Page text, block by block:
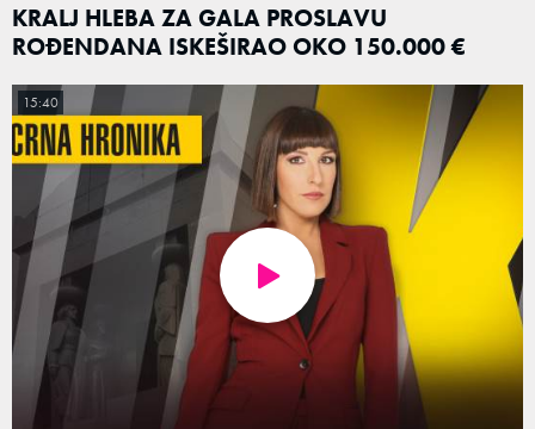
KRALJ HLEBA ZA GALA PROSLAVU
ROĐENDANA ISKEŠIRAO OKO 150.000 €
15:40